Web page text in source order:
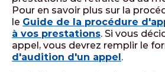
Pour en savoir plus sur la
le Guide de la procédure
à vos prestations. Si vous
appel, vous devrez remplir le
d'audition d'un appel.